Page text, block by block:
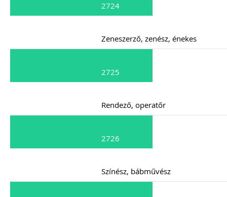
2724
Zeneszerző, zenész, énekes
2725
Rendező, operatőr
2726
Színész, bábművész